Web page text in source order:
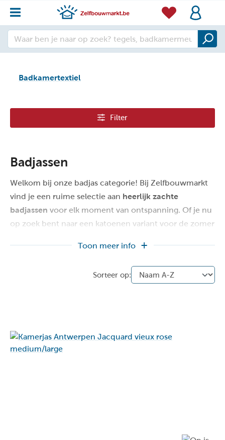
Badkamertextiel
Filter
Badjassen
Welkom bij onze badjas categorie! Bij Zelfbouwmarkt
vind je een ruime selectie aan heerlijk zachte
badjassen voor elk moment van ontspanning. Of je nu
op zoek bent naar een katoenen variant voor de zomer
winterdagen, wij hebben het allemaal.
verschillende maten, zodat
iedereen de perfecte pasvorm kan vinden. Daarnaast
Toon meer info